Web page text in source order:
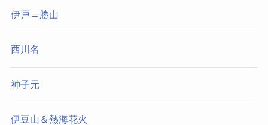
伊戸→勝山
西川名
神子元
伊豆山＆熱海花火